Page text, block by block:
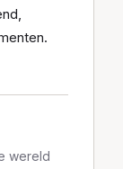
wereld